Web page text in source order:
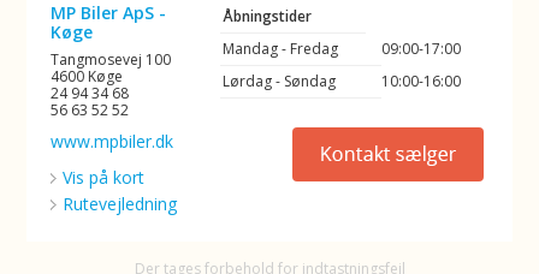
MP Biler ApS -
Køge
Tangmosevej 100
4600 Køge
24 94 34 68
56 63 52 52
www.mpbiler.dk
Vis på kort
Rutevejledning
Åbningstider
Mandag - Fredag
09:00-17:00
Lørdag - Søndag
10:00-16:00
Der tages forbehold for indtastningsfejl